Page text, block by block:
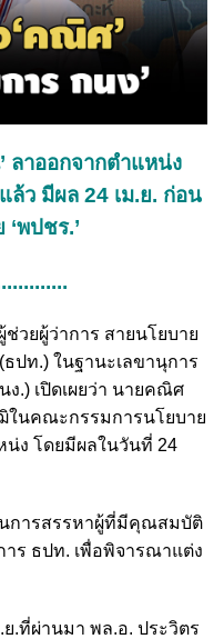
ลาออกจากตำแหน่ง
ล้ว มีผล 24 เม.ย. ก่อน
พปชร.’
วยผู้ว่าการ สายนโยบาย
ปท.) ในฐานะเลขานุการ
.) เปิดเผยว่า นายคณิศ
นคณะกรรมการนโยบาย
น่ง โดยมีผลในวันที่ 24
นการสรรหาผู้ที่มีคุณสมบัติ
ร ธปท. เพื่อพิจารณาแต่ง
ย.ที่ผ่านมา พล.อ. ประวิตร